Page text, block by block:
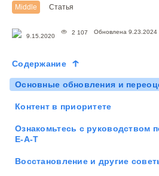
Middle Статья
9.15.2020
2 107 Обновлена 9.23.2024
Содержание
Основные обновления и
Контент в приоритете
Ознакомьтесь с руководством
E-A-T
Восстановление и другие